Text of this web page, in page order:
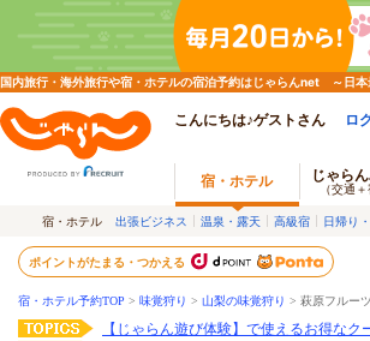
国内旅行・海外旅行や宿・ホテルの宿泊予約はじゃらんnet ～日
こんにちは♪ゲストさん ロ
宿・ホテル じゃら
（交通＋
宿・ホテル 出張ビジネス 温泉・露天 高級宿 日帰り
ポイントがたまる・つかえる
宿・ホテル予約TOP > 味覚狩り > 山梨の味覚狩り > 萩原フルー
【じゃらん遊び体験】で使えるお得なク